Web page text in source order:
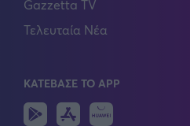
Gazzetta TV
Τελευταία Νέα
ΚΑΤΕΒΑΣΕ ΤΟ APP
Android
IOS